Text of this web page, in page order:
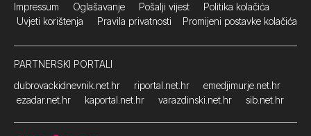
Impressum Oglašavanje Pošalji vijest Politika kolačića
Uvjeti korištenja Pravila privatnosti Promijeni postavke kolačića
PARTNERSKI PORTALI
dubrovackidnevnik.net.hr
riportal.net.hr
emedjimurje.net.hr
ezadar.net.hr
kaportal.net.hr varazdinski.net.hr sib.net.hr